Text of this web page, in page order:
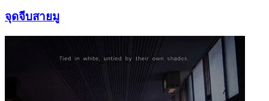
จุดจีบสายมู